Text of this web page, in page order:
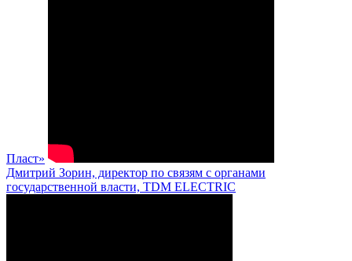
Пласт»
Дмитрий Зорин, директор по связям с органами
государственной власти, TDM ELECTRIC